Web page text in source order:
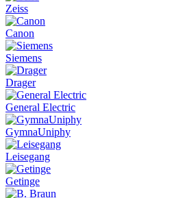
Zeiss
Canon
Siemens
Drager
General Electric
GymnaUniphy
Leisegang
Getinge